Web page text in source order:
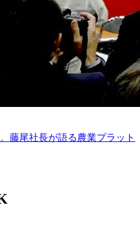
藤尾社長が語る農業プラット